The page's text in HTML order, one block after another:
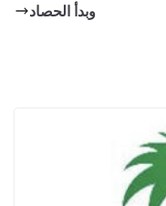
وبدأ الحصاد